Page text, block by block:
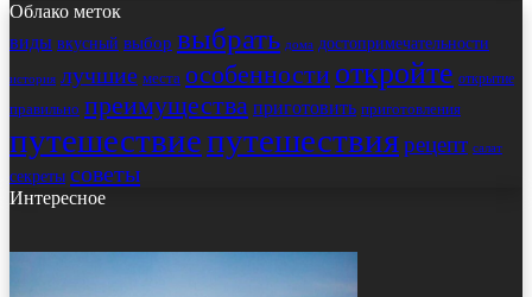
Облако меток
виды вкусный выбор выбрать дома достопримечательности
история лучшие места особенности откройте открытие
правильно преимущества приготовить приготовления
путешествиепутешествиярецепт салат
секреты советы
Интересное